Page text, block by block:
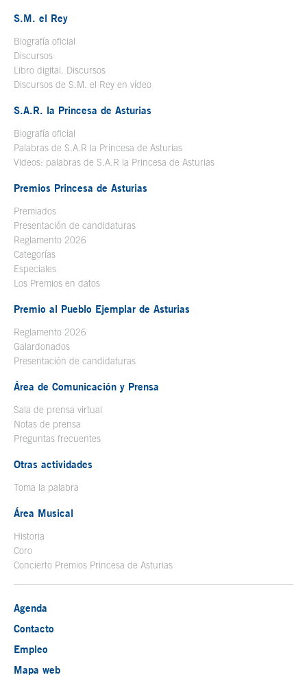
S.M. el Rey
Biografía oficial
Discursos
Libro digital. Discursos
Discursos de S.M. el Rey en vídeo
S.A.R. la Princesa de Asturias
Biografía oficial
Palabras de S.A.R la Princesa de Asturias
Videos: palabras de S.A.R la Princesa de Asturias
Premios Princesa de Asturias
Premiados
Presentación de candidaturas
Reglamento 2026
Categorías
Especiales
Los Premios en datos
Premio al Pueblo Ejemplar de Asturias
Reglamento 2026
Galardonados
Presentación de candidaturas
Área de Comunicación y Prensa
Sala de prensa virtual
Notas de prensa
Preguntas frecuentes
Otras actividades
Toma la palabra
Área Musical
Historia
Coro
Concierto Premios Princesa de Asturias
Agenda
Contacto
Empleo
Mapa web